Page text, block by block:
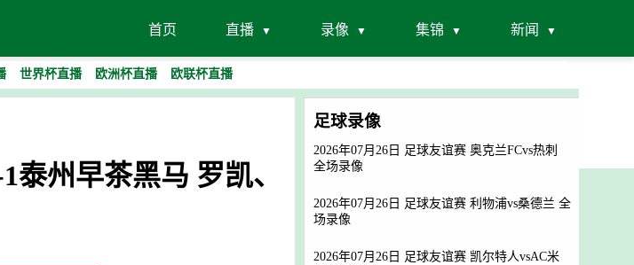
首页 直播 录像 集锦 新闻
世界杯直播 欧洲杯直播 欧联杯直播
泰州早茶黑马 罗凯、
足球录像
2026年07月26日 足球友谊赛 奥克兰FCvs热刺
全场录像
2026年07月26日 足球友谊赛 利物浦vs桑德兰 全
场录像
2026年07月26日 足球友谊赛 凯尔特人vsAC米